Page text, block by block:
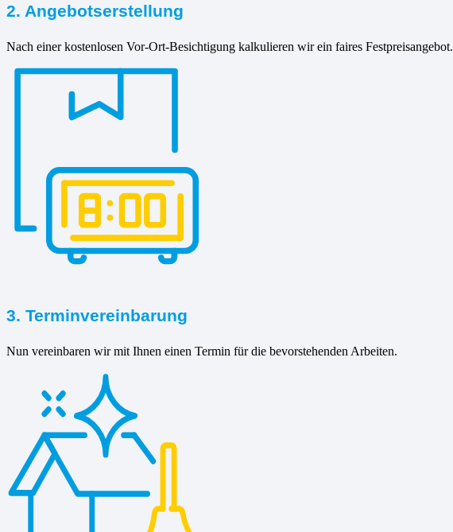
2. Angebotserstellung
Nach einer kostenlosen Vor-Ort-Besichtigung kalkulieren wir ein faires Festpreisangebot.
3. Terminvereinbarung
Nun vereinbaren wir mit Ihnen einen Termin für die bevorstehenden Arbeiten.